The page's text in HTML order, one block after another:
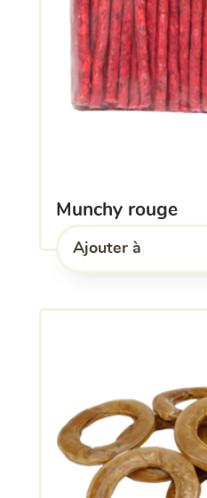
munchy rouge
Ajouter à
l'une de mes listes.